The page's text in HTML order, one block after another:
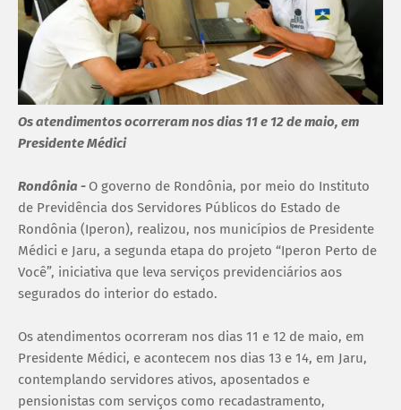
Os atendimentos ocorreram nos dias 11 e 12 de maio, em
Presidente Médici
Rondônia - O governo de Rondônia, por meio do Instituto
de Previdência dos Servidores Públicos do Estado de
Rondônia (Iperon), realizou, nos municípios de Presidente
Médici e Jaru, a segunda etapa do projeto “Iperon Perto de
Você”, iniciativa que leva serviços previdenciários aos
segurados do interior do estado.
Os atendimentos ocorreram nos dias 11 e 12 de maio, em
Presidente Médici, e acontecem nos dias 13 e 14, em Jaru,
contemplando servidores ativos, aposentados e
pensionistas com serviços como recadastramento,